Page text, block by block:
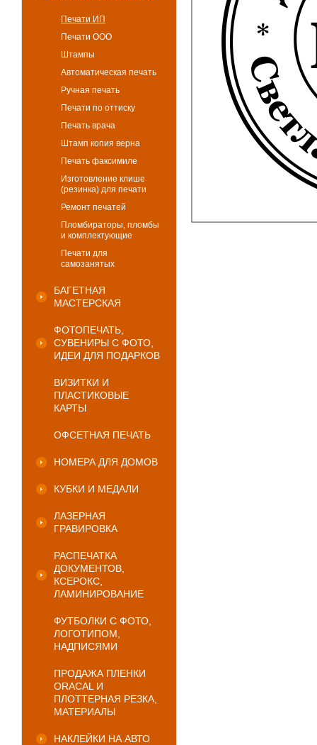
Печати ИП
Печати ООО
Штампы
Автоматическая печать
Ручная печать
Печати по оттиску
Печать врача
Штамп копия верна
Печать факсимиле
Изготовление клише
(резинка) для печати
Ремонт печатей
Пломбираторы, пломбы
и комплектующие
Печати для
самозанятых
БАГЕТНАЯ
МАСТЕРСКАЯ
ФОТОПЕЧАТЬ,
СУВЕНИРЫ С ФОТО,
ИДЕИ ДЛЯ ПОДАРКОВ
ВИЗИТКИ И
ПЛАСТИКОВЫЕ
КАРТЫ
ОФСЕТНАЯ ПЕЧАТЬ
НОМЕРА ДЛЯ ДОМОВ
КУБКИ И МЕДАЛИ
ЛАЗЕРНАЯ
ГРАВИРОВКА
РАСПЕЧАТКА
ДОКУМЕНТОВ,
КСЕРОКС,
ЛАМИНИРОВАНИЕ
ФУТБОЛКИ С ФОТО,
ЛОГОТИПОМ,
НАДПИСЯМИ
ПРОДАЖА ПЛЕНКИ
ORACAL И
ПЛОТТЕРНАЯ РЕЗКА,
МАТЕРИАЛЫ
НАКЛЕЙКИ НА АВТО